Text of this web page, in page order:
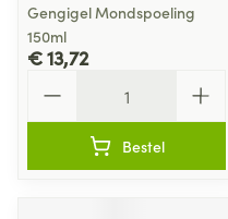
Gengigel Mondspoeling
150ml
€ 13,72
Bestel